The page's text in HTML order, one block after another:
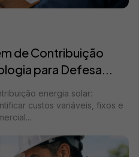
de Contribuição
para Defesa...
energia solar:
custos variáveis, fixos e